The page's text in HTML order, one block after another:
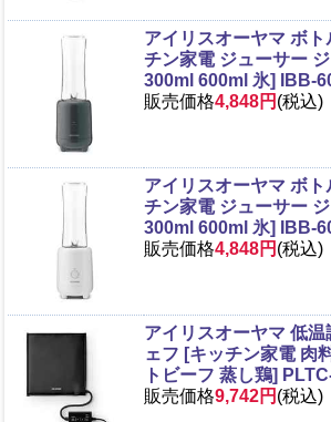
アイリスオーヤマ ボ
チン家電 ジューサー
300ml 600ml 氷] IBB-
販売価格4,848円 (税込)
アイリスオーヤマ ボ
チン家電 ジューサー
300ml 600ml 氷] IBB-
販売価格4,848円 (税込)
アイリスオーヤマ 低
ェフ [キッチン家電 肉
トビーフ 蒸し鶏]
販売価格9,742円 (税込)